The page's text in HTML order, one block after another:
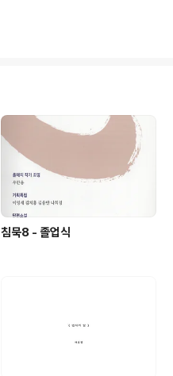
침묵8 - 졸업식